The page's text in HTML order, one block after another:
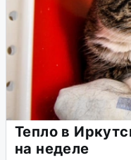
Тепло в
на неделе